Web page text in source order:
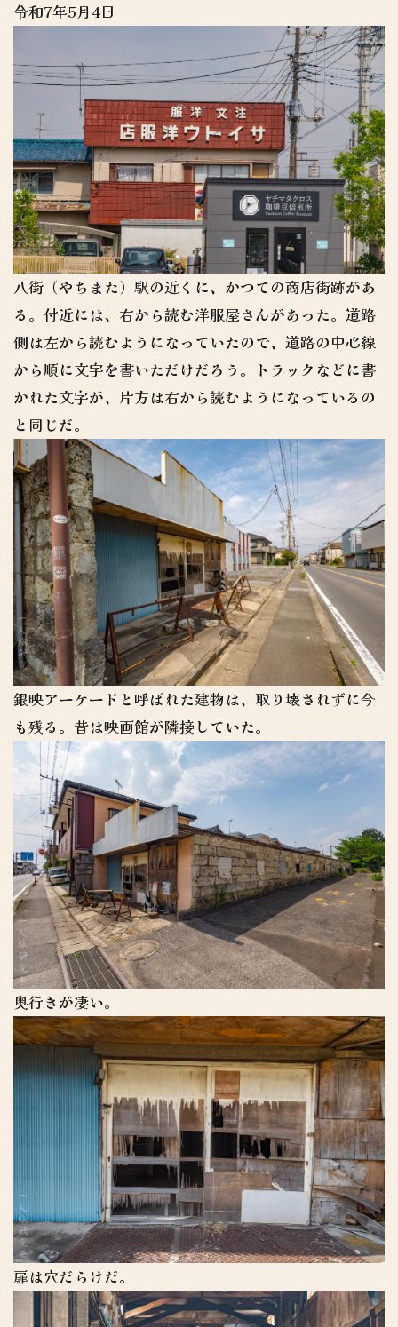
令和7年5月4日
八街（やちまた）駅の近くに、かつての商店街跡があ
る。付近には、右から読む洋服屋さんがあった。道路
側は左から読むようになっていたので、道路の中心線
から順に文字を書いただけだろう。トラックなどに書
かれた文字が、片方は右から読むようになっているの
と同じだ。
銀映アーケードと呼ばれた建物は、取り壊されずに今
も残る。昔は映画館が隣接していた。
奥行きが凄い。
扉は穴だらけだ。